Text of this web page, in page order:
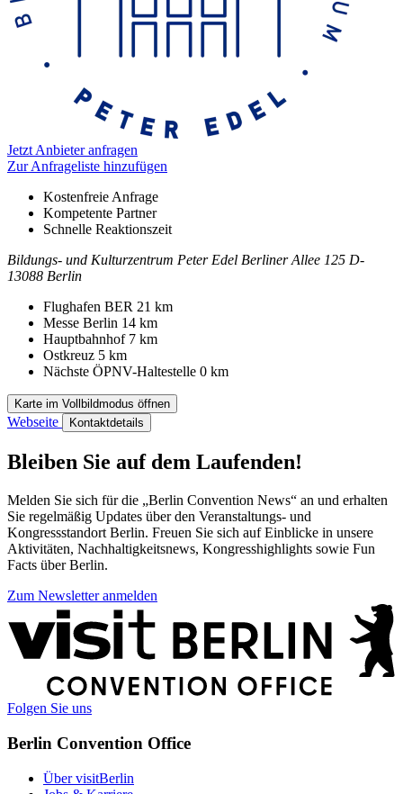
Jetzt Anbieter anfragen
Zur Anfrageliste hinzufügen
Kostenfreie Anfrage
Kompetente Partner
Schnelle Reaktionszeit
Kontakt
Adresse
Bildungs- und Kulturzentrum Peter Edel Berliner Allee 125 D-
13088 Berlin
Flughafen BER 21 km
Messe Berlin 14 km
Hauptbahnhof 7 km
Ostkreuz 5 km
Nächste ÖPNV-Haltestelle 0 km
Karte im Vollbildmodus öffnen
Webseite Kontaktdetails
Bleiben Sie auf dem Laufenden!
Melden Sie sich für die „Berlin Convention News“ an und erhalten
Sie regelmäßig Updates über den Veranstaltungs- und
Kongressstandort Berlin. Freuen Sie sich auf Einblicke in unsere
Aktivitäten, Nachhaltigkeitsnews, Kongresshighlights sowie Fun
Facts über Berlin.
Zum Newsletter anmelden
Weitere
Informationen
Folgen Sie uns
Berlin Convention Office
Über visitBerlin